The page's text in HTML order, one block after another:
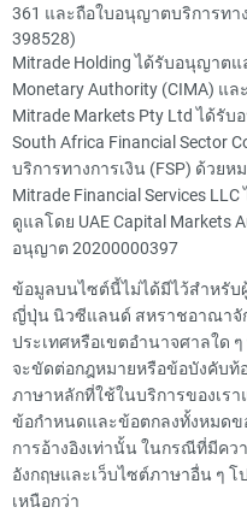
361 และถือใบอนุญาตบริการทา
398528)
Mitrade Holding ได้รับอนุญาต
Monetary Authority (CIMA) แ
Mitrade Markets Pty Ltd ได้รั
South Africa Financial Sector
บริการทางการเงิน (FSP) ด้วย
Mitrade Financial Services
ดูแลโดย UAE Capital Markets
อนุญาต 20200000397
ข้อมูลบนไซต์นี้ไม่ได้มีไว้สำหรับ
ญี่ปุ่น นิวซีแลนด์ สหราชอาณาจั
ประเทศหรือเขตอำนาจศาลใด
จะขัดต่อกฎหมายหรือข้อบังคับท้
ภาษาหลักที่ใช้ในบริการของเร
ข้อกำหนดและข้อตกลงทั้งหมดข
การอ้างอิงเท่านั้น ในกรณีที่มีคว
อังกฤษและเว็บไซต์ภาษาอื่น ๆ
เหนือกว่า